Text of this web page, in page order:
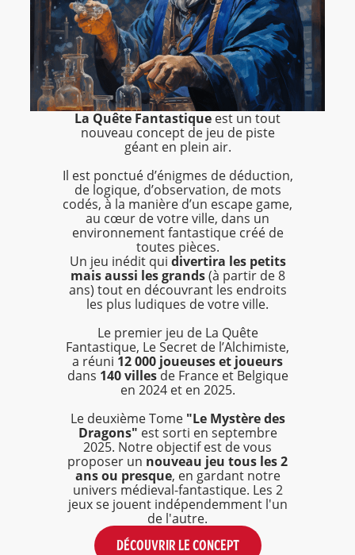
La Quête Fantastique est un tout
nouveau concept de jeu de piste
géant en plein air.
Il est ponctué d’énigmes de déduction,
de logique, d’observation, de mots
codés, à la manière d’un escape game,
au cœur de votre ville, dans un
environnement fantastique créé de
toutes pièces.
Un jeu inédit qui divertira les petits
mais aussi les grands(à partir de 8
ans) tout en découvrant les endroits
les plus ludiques de votre ville.
Le premier jeu de La Quête
Fantastique, Le Secret de l’Alchimiste,
a réuni 12 000 joueuses et joueurs
dans 140 villesde France et Belgique
en 2024 et en 2025.
Le deuxième Tome "Le Mystère des
Dragons" est sorti en septembre
2025. Notre objectif est de vous
proposer un nouveau jeu tous les 2
ans ou presque, en gardant notre
univers médieval-fantastique. Les 2
jeux se jouent indépendemment l'un
de l'autre.
DÉCOUVRIR LE CONCEPT